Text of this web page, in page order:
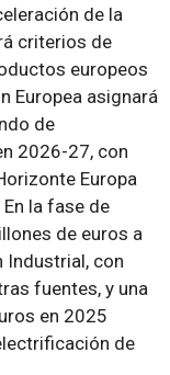
de la
criterios de
europeos
Europea asignará
de
2026-27, con
Europa
En la fase de
de euros a
Industrial, con
fuentes, y una
en 2025
de